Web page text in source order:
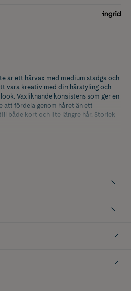
är ett hårvax med medium stadga och
vara kreativ med din hårstyling och
Vaxliknande konsistens som ger en
att fördela genom håret än ett
både kort och lite längre hår. Storlek